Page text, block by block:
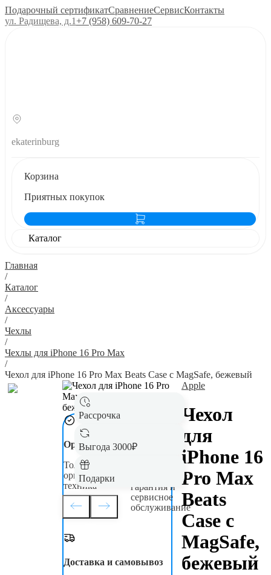
Подарочный сертификатСравнениеСервисКонтакты
ул. Радищева, д.1+7 (958) 609‑70‑27
ekaterinburg
Корзина
Приятных покупок
Каталог
Главная
/
Каталог
/
Аксессуары
/
Чехлы
/
Чехлы для iPhone 16 Pro Max
/
Чехол для iPhone 16 Pro Max Beats Case с MagSafe, бежевый
Рассрочка
Выгода 3000₽
Подарки
Оригинал
Только новая,
оригинальная
техника
Гарантия до
Официальная
гарантия и
сервисное
обслуживание
Доставка и самовывоз
Apple
Чехол
для
iPhone 16
Pro Max
Beats
Case с
MagSafe,
бежевый